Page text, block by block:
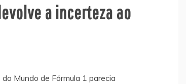
a incerteza ao
Mundo de Fórmula 1 parecia